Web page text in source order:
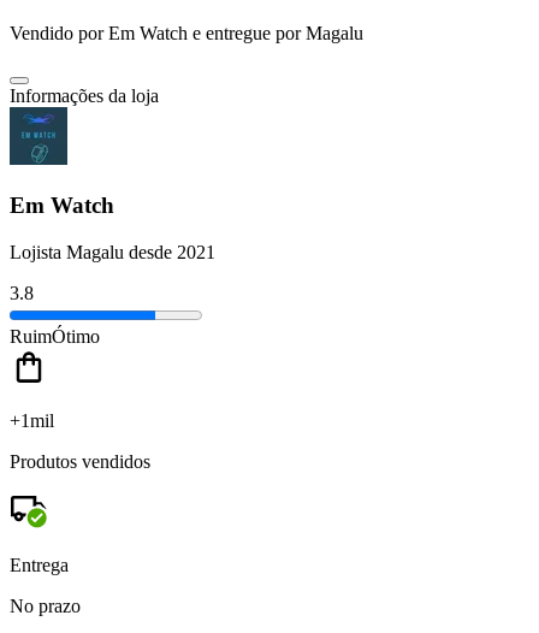
Vendido porEm Watch e entregue por Magalu
Informações da loja
Em Watch
Lojista Magalu desde 2021
3.8
RuimÓtimo
+1mil
Produtos vendidos
Entrega
No prazo